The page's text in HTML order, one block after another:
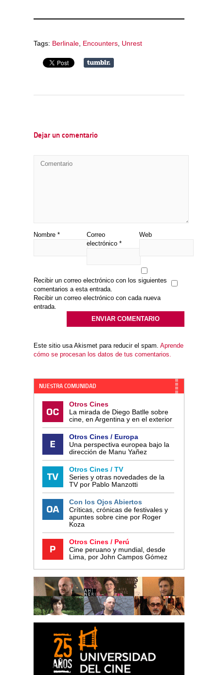
Tags: Berlinale Encounters Unrest
Dejar un comentario
Nombre *
Correo
electrónico *
Web
Recibir un correo electrónico con los siguientes
comentarios a esta entrada.
Recibir un correo electrónico con cada nueva
entrada.
Este sitio usa Akismet para reducir el spam. Aprende
cómo se procesan los datos de tus comentarios.
NUESTRA COMUNIDAD
Otros Cines
La mirada de Diego Batlle sobre
cine, en Argentina y en el exterior
Otros Cines / Europa
Una perspectiva europea bajo la
dirección de Manu Yañez
Otros Cines / TV
Series y otras novedades de la
TV por Pablo Manzotti
Con los Ojos Abiertos
Críticas, crónicas de festivales y
apuntes sobre cine por Roger
Koza
Otros Cines / Perú
Cine peruano y mundial, desde
Lima, por John Campos Gómez